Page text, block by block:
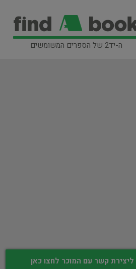
ה-יד2 של הספרים המשומשים
ליצירת קשר עם המוכר לחצו כאן